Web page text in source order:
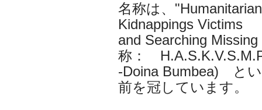
名称は、
Kidnappings Victims
and Searching
称：
-Doina Bumbea) と
前を冠しています。